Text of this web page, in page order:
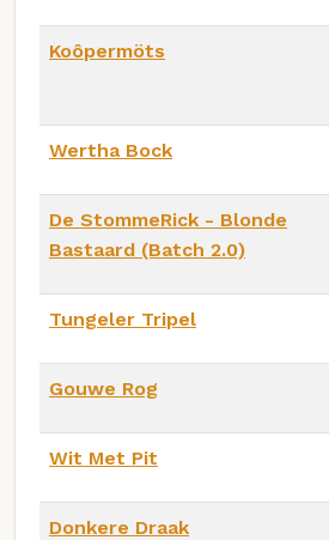
Koôpermöts
Wertha Bock
De StommeRick - Blonde
Bastaard (Batch 2.0)
Tungeler Tripel
Gouwe Rog
Wit Met Pit
Donkere Draak